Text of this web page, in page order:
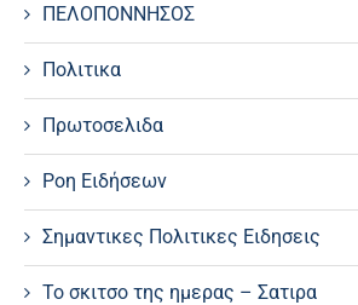
ΠΕΛΟΠΟΝΝΗΣΟΣ
Πολιτικα
Πρωτοσελιδα
Ροη Ειδήσεων
Σημαντικες Πολιτικες Ειδησεις
Το σκιτσο της ημερας – Σατιρα